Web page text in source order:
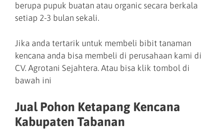
berupa pupuk buatan atau organic secara berkala
setiap 2-3 bulan sekali.
Jika anda tertarik untuk membeli bibit tanaman
kencana anda bisa membeli di perusahaan kami di
CV. Agrotani Sejahtera. Atau bisa klik tombol di
bawah ini
Jual Pohon Ketapang Kencana
Kabupaten Tabanan